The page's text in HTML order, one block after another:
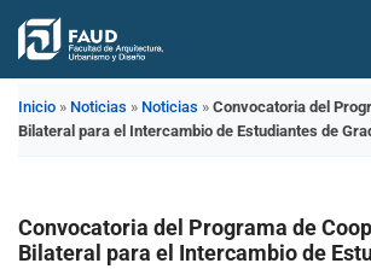
Saltar
contenido
Inicio » Noticias » Noticias » Convocatoria del
Bilateral para el Intercambio de Estudiantes de
Convocatoria del Programa de
Bilateral para el Intercambio de